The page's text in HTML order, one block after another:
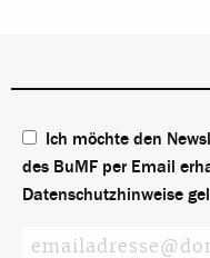
Ich möchte den
des BuMF per Email
Datenschutzhinweise